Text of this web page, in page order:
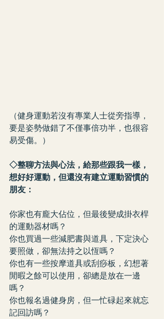
（健身運動若沒有專業人士從旁指導，
要是姿勢做錯了不僅事倍功半，也很容
易受傷。）
◇整聊方法與心法，給那些跟我一樣，
想好好運動，但還沒有建立運動習慣的
朋友：
你家也有龐大佔位，但最後變成掛衣桿
的運動器材嗎？
你也買過一些減肥書與道具，下定決心
要照做，卻無法持之以恆嗎？
你也有一些按摩道具或刮痧板，幻想著
閒暇之餘可以使用，卻總是放在一邊
嗎？
你也報名過健身房，但一忙碌起來就忘
記回訪嗎？